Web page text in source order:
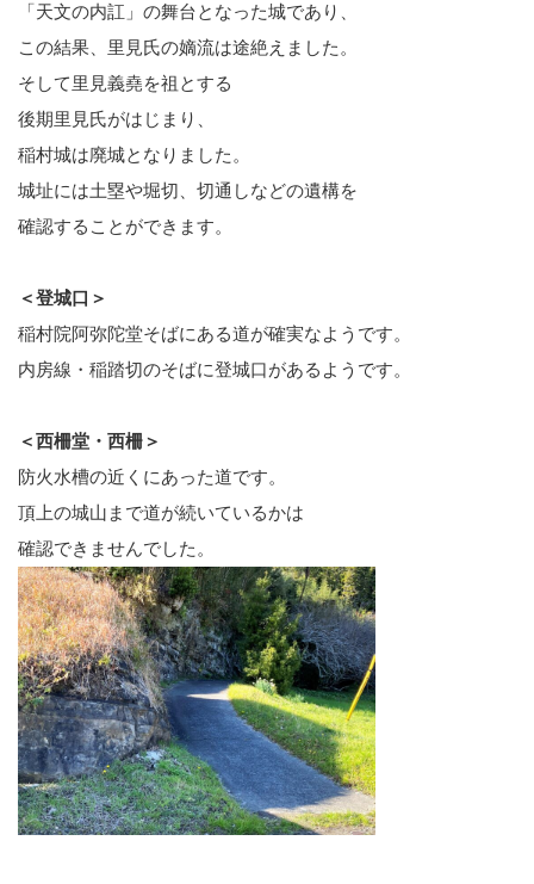
「天文の内訌」の舞台となった城であり、
この結果、里見氏の嫡流は途絶えました。
そして里見義堯を祖とする
後期里見氏がはじまり、
稲村城は廃城となりました。
城址には土塁や堀切、切通しなどの遺構を
確認することができます。
＜登城口＞
稲村院阿弥陀堂そばにある道が確実なようです。
内房線・稲踏切のそばに登城口があるようです。
＜西柵堂・西柵＞
防火水槽の近くにあった道です。
頂上の城山まで道が続いているかは
確認できませんでした。